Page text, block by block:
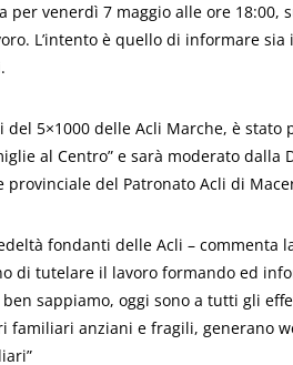
per venerdì 7 maggio alle ore 18:00,
L’intento è quello di informare
del 5×1000 delle Acli Marche, è
al Centro” e sarà moderato dalla
del Patronato Acli di
fondanti delle Acli – commenta
di tutelare il lavoro formando ed
ben sappiamo, oggi sono a tutti gli
familiari anziani e fragili, generano